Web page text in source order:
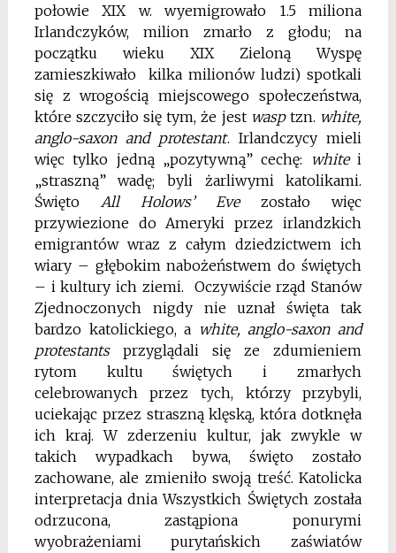
połowie XIX w. wyemigrowało 1.5 miliona
Irlandczyków, milion zmarło z głodu; na
początku wieku XIX Zieloną Wyspę
zamieszkiwało kilka milionów ludzi) spotkali
się z wrogością miejscowego społeczeństwa,
które szczyciło się tym, że jest wasptzn. white,
anglo-saxon and protestant. Irlandczycy mieli
więc tylko jedną „pozytywną” cechę:
whitei
„straszną” wadę; byli żarliwymi katolikami.
Święto All Holows’ Evezostało więc
przywiezione do Ameryki przez irlandzkich
emigrantów wraz z całym dziedzictwem ich
wiary – głębokim nabożeństwem do świętych
– i kultury ich ziemi. Oczywiście rząd Stanów
Zjednoczonych nigdy nie uznał święta tak
bardzo katolickiego, a white, anglo-saxon and
protestantsprzyglądali się ze zdumieniem
rytom kultu świętych i zmarłych
celebrowanych przez tych, którzy przybyli,
uciekając przez straszną klęską, która dotknęła
ich kraj. W zderzeniu kultur, jak zwykle w
takich wypadkach bywa, święto zostało
zachowane, ale zmieniło swoją treść. Katolicka
interpretacja dnia Wszystkich Świętych została
odrzucona, zastąpiona ponurymi
wyobrażeniami purytańskich zaświatów